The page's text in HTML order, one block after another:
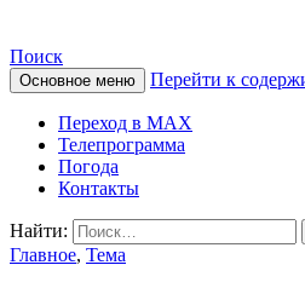
КАМЧАТСКОЕ
АГЕНТСТВО
«ВЕСТИ»)
Поиск
Основное меню Перейти к
Переход в MAX
Телепрограмма
Погода
Контакты
Найти:
Главное, Тема